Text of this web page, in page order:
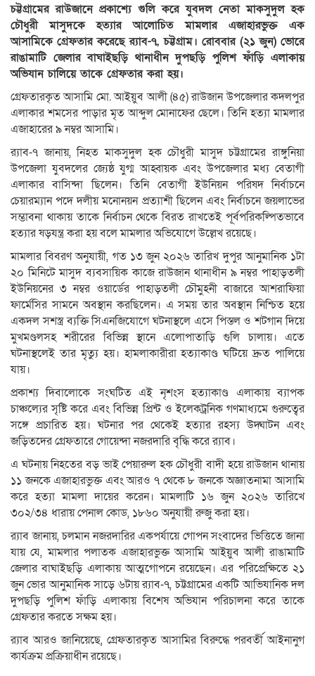
চট্টগ্রামের রাউজানে প্রকাশ্যে গুলি করে যুবদল নেতা মাকসুদুল হক
চৌধুরী মাসুদকে হত্যার আলোচিত মামলার এজাহারভুক্ত এক
আসামিকে গ্রেফতার করেছে র‌্যাব-৭, চট্টগ্রাম। রোববার (২১ জুন) ভোরে
রাঙামাটি জেলার বাঘাইছড়ি থানাধীন দুপছড়ি পুলিশ ফাঁড়ি এলাকায়
অভিযান চালিয়ে তাকে গ্রেফতার করা হয়।
গ্রেফতারকৃত আসামি মো. আইয়ুব আলী (৪৫) রাউজান উপজেলার কদলপুর
এলাকার শমসের পাড়ার মৃত আব্দুল মোনাফের ছেলে। তিনি হত্যা মামলার
এজাহারের ৯ নম্বর আসামি।
র‌্যাব-৭ জানায়, নিহত মাকসুদুল হক চৌধুরী মাসুদ চট্টগ্রামের রাঙ্গুনিয়া
উপজেলা যুবদলের জ্যেষ্ঠ যুগ্ম আহ্বায়ক এবং উপজেলার মধ্য বেতাগী
এলাকার বাসিন্দা ছিলেন। তিনি বেতাগী ইউনিয়ন পরিষদ নির্বাচনে
চেয়ারম্যান পদে দলীয় মনোনয়ন প্রত্যাশী ছিলেন এবং নির্বাচনে জয়লাভের
সম্ভাবনা থাকায় তাকে নির্বাচন থেকে বিরত রাখতেই পূর্বপরিকল্পিতভাবে
হত্যার ষড়যন্ত্র করা হয় বলে মামলার অভিযোগে উল্লেখ রয়েছে।
মামলার বিবরণ অনুযায়ী, গত ১৩ জুন ২০২৬ তারিখ দুপুর আনুমানিক ১টা
২০ মিনিটে মাসুদ ব্যবসায়িক কাজে রাউজান থানাধীন ৯ নম্বর পাহাড়তলী
ইউনিয়নের ৩ নম্বর ওয়ার্ডের পাহাড়তলী চৌমুহনী বাজারে আশরাফিয়া
ফার্মেসির সামনে অবস্থান করছিলেন। এ সময় তার অবস্থান নিশ্চিত হয়ে
একদল সশস্ত্র ব্যক্তি সিএনজিযোগে ঘটনাস্থলে এসে পিস্তল ও শটগান দিয়ে
মুখমণ্ডলসহ শরীরের বিভিন্ন স্থানে এলোপাতাড়ি গুলি চালায়। এতে
ঘটনাস্থলেই তার মৃত্যু হয়। হামলাকারীরা হত্যাকাণ্ড ঘটিয়ে দ্রুত পালিয়ে
যায়।
প্রকাশ্য দিবালোকে সংঘটিত এই নৃশংস হত্যাকাণ্ড এলাকায় ব্যাপক
চাঞ্চল্যের সৃষ্টি করে এবং বিভিন্ন প্রিন্ট ও ইলেকট্রনিক গণমাধ্যমে গুরুত্বের
সঙ্গে প্রচারিত হয়। ঘটনার পর থেকেই হত্যার রহস্য উদ্ঘাটন এবং
জড়িতদের গ্রেফতারে গোয়েন্দা নজরদারি বৃদ্ধি করে র‌্যাব।
এ ঘটনায় নিহতের বড় ভাই পেয়ারুল হক চৌধুরী বাদী হয়ে রাউজান থানায়
১১ জনকে এজাহারভুক্ত এবং আরও ৭ থেকে ৮ জনকে অজ্ঞাতনামা আসামি
করে হত্যা মামলা দায়ের করেন। মামলাটি ১৬ জুন ২০২৬ তারিখে
৩০২/৩৪ ধারায় পেনাল কোড, ১৮৬০ অনুযায়ী রুজু করা হয়।
র‌্যাব জানায়, চলমান নজরদারির একপর্যায়ে গোপন সংবাদের ভিত্তিতে জানা
যায় যে, মামলার পলাতক এজাহারভুক্ত আসামি আইয়ুব আলী রাঙামাটি
জেলার বাঘাইছড়ি এলাকায় আত্মগোপনে রয়েছেন। এর পরিপ্রেক্ষিতে ২১
জুন ভোর আনুমানিক সাড়ে ৬টায় র‌্যাব-৭, চট্টগ্রামের একটি আভিযানিক দল
দুপছড়ি পুলিশ ফাঁড়ি এলাকায় বিশেষ অভিযান পরিচালনা করে তাকে
গ্রেফতার করতে সক্ষম হয়।
র‌্যাব আরও জানিয়েছে, গ্রেফতারকৃত আসামির বিরুদ্ধে পরবর্তী আইনানুগ
কার্যক্রম প্রক্রিয়াধীন রয়েছে।